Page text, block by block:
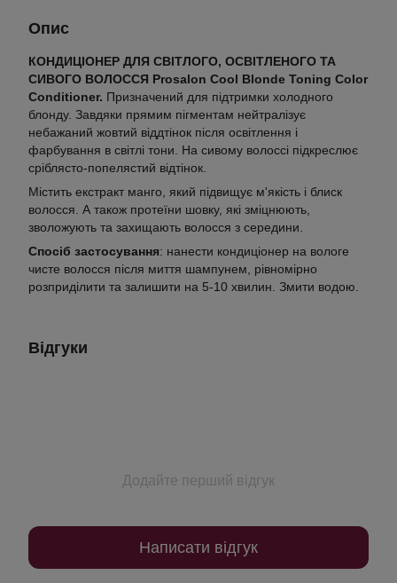
Опис
КОНДИЦІОНЕР ДЛЯ СВІТЛОГО, ОСВІТЛЕНОГО ТА
СИВОГО ВОЛОССЯ Prosalon Cool Blonde Toning Color
Conditioner. Призначений для підтримки холодного
блонду. Завдяки прямим пігментам нейтралізує
небажаний жовтий віддтінок після освітлення і
фарбування в світлі тони. На сивому волоссі підкреслює
сріблясто-попелястий відтінок.
Містить екстракт манго, який підвищує м'якість і блиск
волосся. А також протеїни шовку, які зміцнюють,
зволожують та захищають волосся з середини.
Спосіб застосування: нанести кондиціонер на вологе
чисте волосся після миття шампунем, рівномірно
розприділити та залишити на 5-10 хвилин. Змити водою.
Відгуки
Додайте перший відгук
Написати відгук